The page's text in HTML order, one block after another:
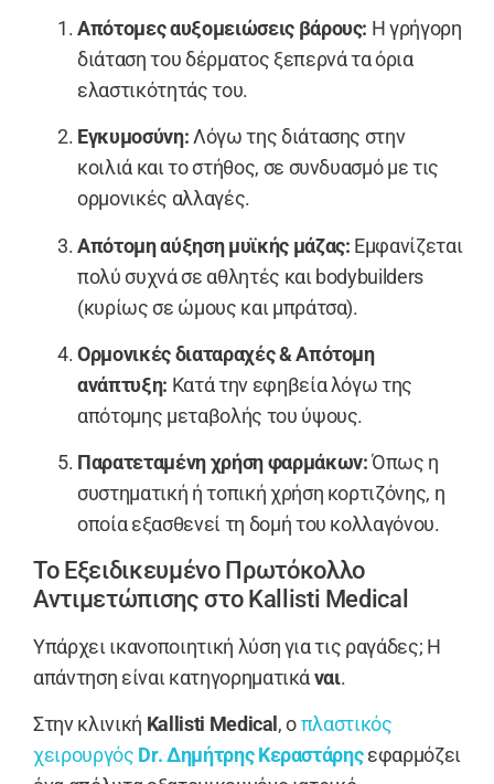
Απότομες αυξομειώσεις βάρους: Η γρήγορη
διάταση του δέρματος ξεπερνά τα όρια
ελαστικότητάς του.
Εγκυμοσύνη: Λόγω της διάτασης στην
κοιλιά και το στήθος, σε συνδυασμό με τις
ορμονικές αλλαγές.
Απότομη αύξηση μυϊκής μάζας: Εμφανίζεται
πολύ συχνά σε αθλητές και bodybuilders
(κυρίως σε ώμους και μπράτσα).
Ορμονικές διαταραχές & Απότομη
ανάπτυξη: Κατά την εφηβεία λόγω της
απότομης μεταβολής του ύψους.
Παρατεταμένη χρήση φαρμάκων:Όπως η
συστηματική ή τοπική χρήση κορτιζόνης, η
οποία εξασθενεί τη δομή του κολλαγόνου.
Το Εξειδικευμένο Πρωτόκολλο
Αντιμετώπισης στο Kallisti Medical
Υπάρχει ικανοποιητική λύση για τις ραγάδες; Η
απάντηση είναι κατηγορηματικάναι.
Στην κλινική Kallisti Medical , οπλαστικός
χειρουργός Dr. Δημήτρης Κεραστάρηςεφαρμόζει